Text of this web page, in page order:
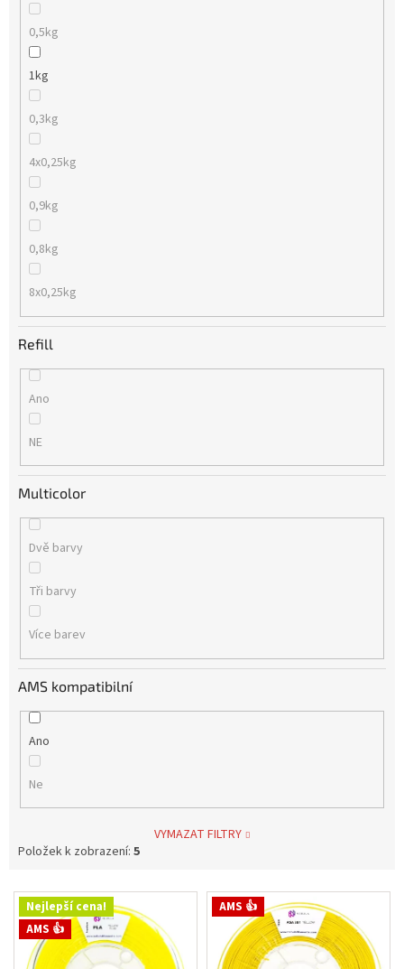
0,5kg
1kg
0,3kg
4x0,25kg
0,9kg
0,8kg
8x0,25kg
Refill
Ano
NE
Multicolor
Dvě barvy
Tři barvy
Více barev
AMS kompatibilní
Ano
Ne
VYMAZAT FILTRY
Položek k zobrazení: 5
V Nejlepší cena!
AMS 👍
AMS 👍